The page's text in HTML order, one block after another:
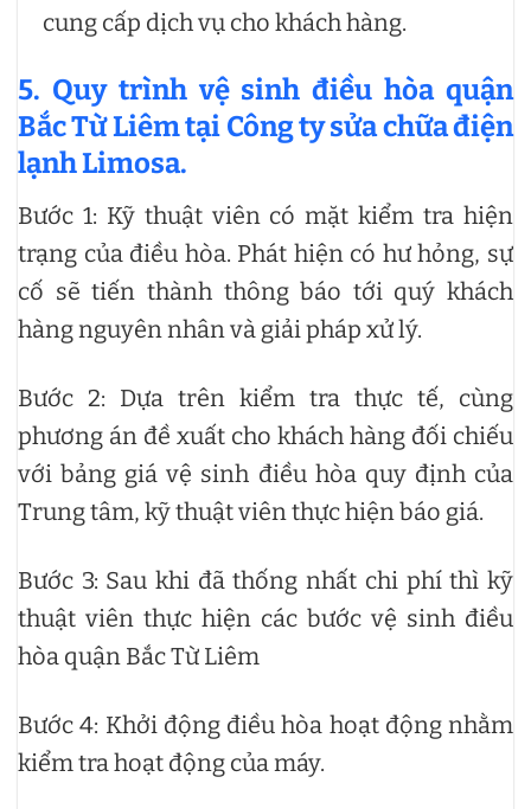
cung cấp dịch vụ cho khách hàng.
5. Quy trình vệ sinh điều hòa quận
Bắc Từ Liêm tại Công ty sửa chữa điện
lạnh Limosa.
Bước 1: Kỹ thuật viên có mặt kiểm tra hiện
trạng của điều hòa. Phát hiện có hư hỏng, sự
cố sẽ tiến thành thông báo tới quý khách
hàng nguyên nhân và giải pháp xử lý.
Bước 2: Dựa trên kiểm tra thực tế, cùng
phương án đề xuất cho khách hàng đối chiếu
với bảng giá vệ sinh điều hòa quy định của
Trung tâm, kỹ thuật viên thực hiện báo giá.
Bước 3: Sau khi đã thống nhất chi phí thì kỹ
thuật viên thực hiện các bước vệ sinh điều
hòa quận Bắc Từ Liêm
Bước 4: Khởi động điều hòa hoạt động nhằm
kiểm tra hoạt động của máy.